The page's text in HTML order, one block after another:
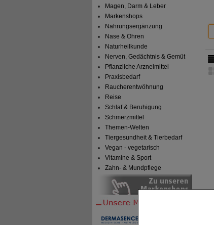
Magen, Darm & Leber
Markenshops
Nahrungsergänzung
Nase & Ohren
Naturheilkunde
Nerven, Gedächtnis & Gemüt
Pflanzliche Arzneimittel
Praxisbedarf
Raucherentwöhnung
Reise
Schlaf & Beruhigung
Schmerzmittel
Themen-Welten
Tiergesundheit & Tierbedarf
Vegan - vegetarisch
Vitamine & Sport
Zahn- & Mundpflege